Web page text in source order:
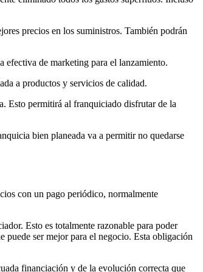
precios en los suministros. También podrán
efectiva de marketing para el lanzamiento.
a productos y servicios de calidad.
Esto permitirá al franquiciado disfrutar de la
bien planeada va a permitir no quedarse
con un pago periódico, normalmente
Esto es totalmente razonable para poder
puede ser mejor para el negocio. Esta obligación
financiación y de la evolución correcta que